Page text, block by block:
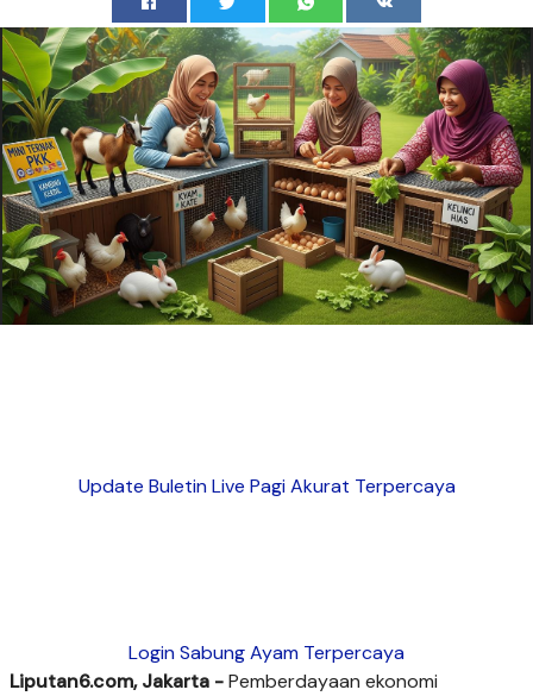
Update Buletin Live Pagi Akurat Terpercaya
Login Sabung Ayam Terpercaya
Liputan6.com, Jakarta -Pemberdayaan ekonomi